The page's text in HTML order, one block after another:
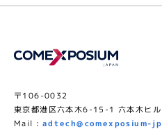
〒106-0032
東京都港区六本木6-15-1 六本木ヒ
Mail : adtech@comexposium-